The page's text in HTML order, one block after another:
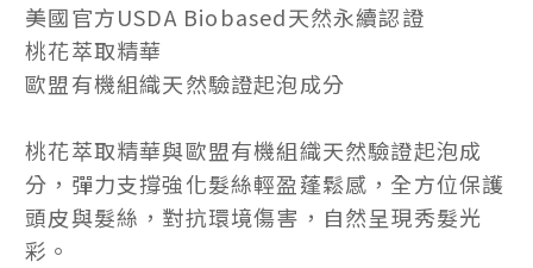
美國官方USDA Biobased天然永續認證
桃花萃取精華
歐盟有機組織天然驗證起泡成分
桃花萃取精華與歐盟有機組織天然驗證起泡成
分，彈力支撐強化髮絲輕盈蓬鬆感，全方位保護
頭皮與髮絲，對抗環境傷害，自然呈現秀髮光
彩。